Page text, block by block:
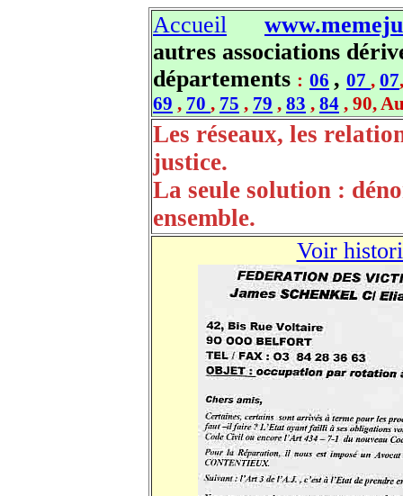
Accueil
autres associations
départements : 06 , 07 , 07
69 , 70 , 75 , 79 , 83 , 84 , 90,
Les réseaux, les
justice.
La seule solution :
ensemble.
Voir